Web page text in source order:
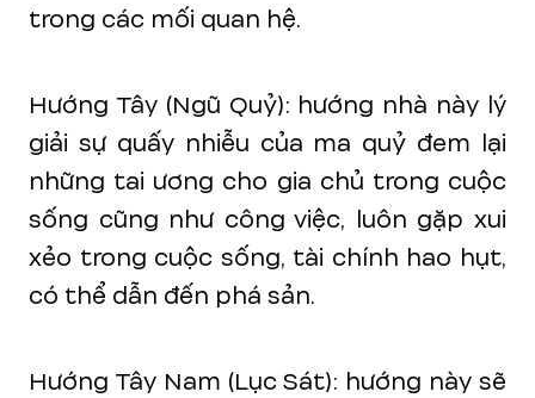
trong các mối quan hệ.
Hướng Tây (Ngũ Quỷ): hướng nhà này lý
giải sự quấy nhiễu của ma quỷ đem lại
những tai ương cho gia chủ trong cuộc
sống cũng như công việc, luôn gặp xui
xẻo trong cuộc sống, tài chính hao hụt,
có thể dẫn đến phá sản.
Hướng Tây Nam (Lục Sát): hướng này sẽ